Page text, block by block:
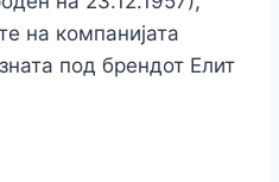
на компанијата
под брендот Елит